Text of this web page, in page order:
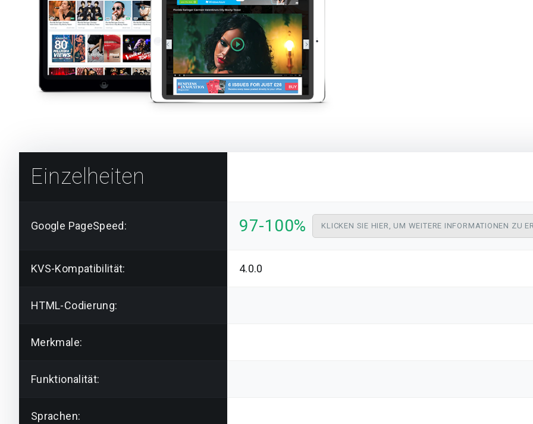
Einzelheiten
Google PageSpeed: 97-100% KLICKEN SIE HIER, UM WEITERE INFORMATIONEN ZU
KVS-Kompatibilität: 4.0.0
HTML-Codierung:
Merkmale:
Funktionalität:
Sprachen: